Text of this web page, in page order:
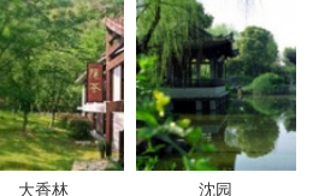
大香林 沈园